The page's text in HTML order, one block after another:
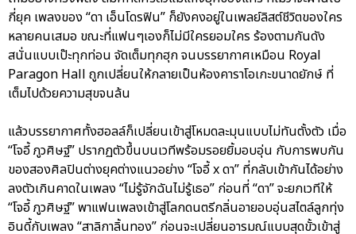
กี่ยุค เพลงของ “ดา เอ็นโดรฟิน” ก็ยังคงอยู่ในเพลย์ลิสต์ชีวิตของใคร
หลายคนเสมอ ขณะที่แฟนๆเองก็ไม่มีใครยอมใคร ร้องตามกันดัง
สนั่นแบบเป๊ะทุกท่อน จัดเต็มทุกฮุก จนบรรยากาศเหมือน Royal
Paragon Hall ถูกเปลี่ยนให้กลายเป็นห้องคาราโอเกะขนาดยักษ์ ที่
เต็มไปด้วยความสุขจนล้น
แล้วบรรยากาศทั้งฮอลล์ก็เปลี่ยนเข้าสู่โหมดละมุนแบบไม่ทันตั้งตัว เมื่อ
“โจอี้ ภูวศิษฐ์” ปรากฏตัวขึ้นบนเวทีพร้อมรอยยิ้มอบอุ่น กับการพบกัน
ของสองศิลปินต่างยุคต่างแนวอย่าง “โจอี้ x ดา” ที่กลับเข้ากันได้อย่าง
ลงตัวเกินคาดในเพลง “ไม่รู้จักฉันไม่รู้เธอ” ก่อนที่ “ดา” จะยกเวทีให้
“โจอี้ ภูวศิษฐ์” พาแฟนเพลงเข้าสู่โลกดนตรีกลิ่นอายอบอุ่นสไตล์ลูกทุ่ง
อินดี้กับเพลง “สาลิกาลิ้นทอง” ก่อนจะเปลี่ยนอารมณ์แบบสุดขั้วเข้าสู่